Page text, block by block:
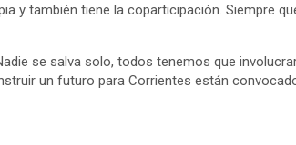
y también tiene la coparticipación. Siempre
se salva solo, todos tenemos que
un futuro para Corrientes están